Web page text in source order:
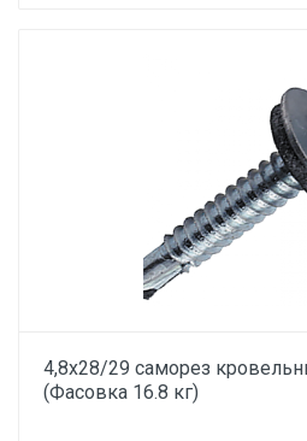
4,8х28/29 саморез
(Фасовка 16.8 кг)